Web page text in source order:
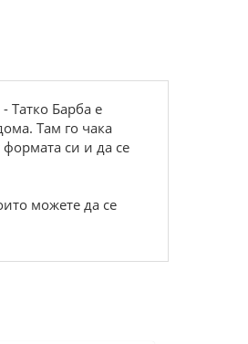
Татко Барба е
Там го чака
си и да се
можете да се